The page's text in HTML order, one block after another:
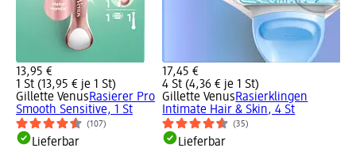
13,95 €
1 St (13,95 € je 1 St)
Gillette VenusRasierer Pro
Smooth Sensitive, 1 St
(107)
Lieferbar
17,45 €
4 St (4,36 € je 1 St)
Gillette VenusRasierklingen
Intimate Hair & Skin, 4 St
(35)
Lieferbar